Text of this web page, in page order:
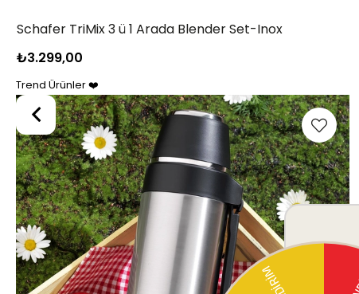
Schafer Blendy Sürahi Blender-Antrasit02
₺1.799,00
Trend Ürünler ❤️